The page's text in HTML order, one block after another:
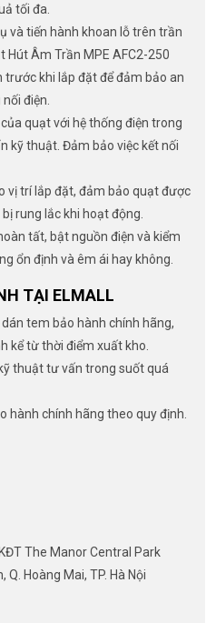
tối đa.
và tiến hành khoan lỗ trên trần
Hút Âm Trần MPE AFC2-250
trước khi lắp đặt để đảm bảo an
điện.
của quạt với hệ thống điện trong
kỹ thuật. Đảm bảo việc kết nối
vị trí lắp đặt, đảm bảo quạt được
rung lắc khi hoạt động.
tất, bật nguồn điện và kiểm
ổn định và êm ái hay không.
TẠI ELMALL
tem bảo hành chính hãng,
kể từ thời điểm xuất kho.
thuật tư vấn trong suốt quá
hành chính hãng theo quy định.
The Manor Central Park
Q. Hoàng Mai, TP. Hà Nội